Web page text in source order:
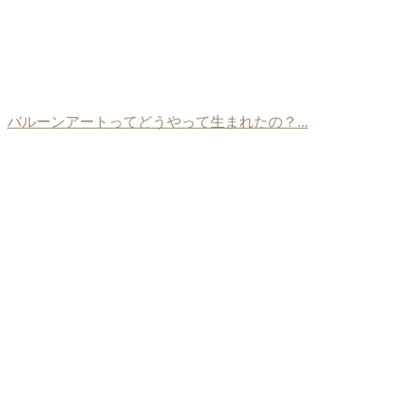
バルーンアートってどうやって生まれたの？...